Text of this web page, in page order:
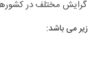
می باشد: